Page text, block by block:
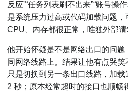
反应”“任务列表刷不出来”“账号操
是系统压力过高或代码加载问题，
CPU、内存都很正常，唯独外部请
他开始怀疑是不是网络出口的问
同网络线路上。结果让他有点哭笑
只是切换到另一条出口线路，加载
2 秒；原本经常超时的接口也顺畅